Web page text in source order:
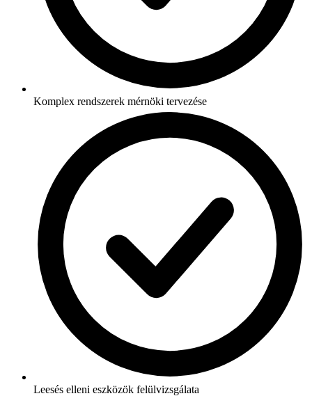
Komplex rendszerek mérnöki tervezése
Leesés elleni eszközök felülvizsgálata